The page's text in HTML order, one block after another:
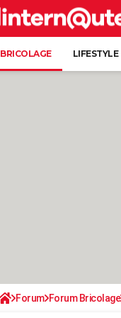
BRICOLAGE LIFESTYLE
Forum Forum Bricolage